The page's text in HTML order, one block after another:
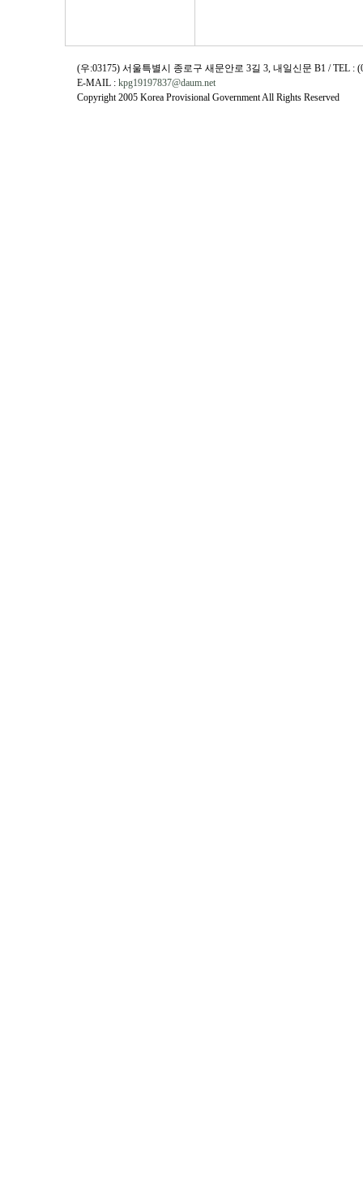
(우:03175) 서울특별시 종로구 새문안로 3길 3, 내일신문 B1 / TEL :
E-MAIL : kpg19197837@daum.net
Copyright 2005 Korea Provisional Government All Rights Reserved